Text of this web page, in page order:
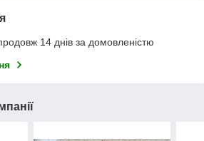
14 днів за домовленістю